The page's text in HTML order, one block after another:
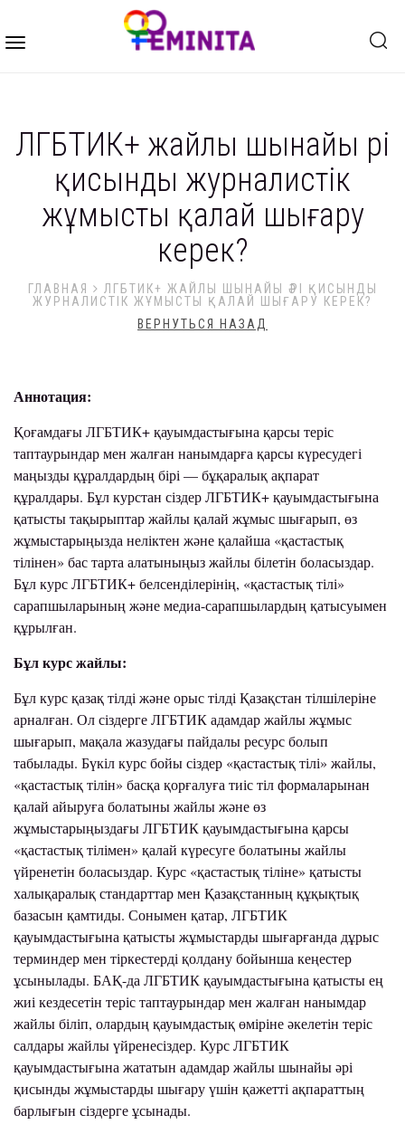
Toggle
ЛГБТИК+ жайлы шынайы әрі
қисынды журналистік
жұмысты қалай шығару
керек?
ГЛАВНАЯ
ЛГБТИК+ ЖАЙЛЫ ШЫНАЙЫ ӘРІ ҚИСЫНДЫ
ЖУРНАЛИСТІК ЖҰМЫСТЫ ҚАЛАЙ ШЫҒАРУ КЕРЕК?
ВЕРНУТЬСЯ НАЗАД
Аннотация:
Қоғамдағы ЛГБТИК+ қауымдастығына қарсы теріс
таптаурындар мен жалған нанымдарға қарсы күресудегі
маңызды құралдардың бірі — бұқаралық ақпарат
құралдары. Бұл курстан сіздер ЛГБТИК+ қауымдастығына
қатысты тақырыптар жайлы қалай жұмыс шығарып, өз
жұмыстарыңызда неліктен және қалайша «қастастық
тілінен» бас тарта алатыныңыз жайлы білетін боласыздар.
Бұл курс ЛГБТИК+ белсенділерінің, «қастастық тілі»
сарапшыларының және медиа-сарапшылардың қатысуымен
құрылған.
Бұл курс жайлы:
Бұл курс қазақ тілді және орыс тілді Қазақстан тілшілеріне
арналған. Ол сіздерге ЛГБТИК адамдар жайлы жұмыс
шығарып, мақала жазудағы пайдалы ресурс болып
табылады. Бүкіл курс бойы сіздер «қастастық тілі» жайлы,
«қастастық тілін» басқа қорғалуға тиіс тіл формаларынан
қалай айыруға болатыны жайлы және өз
жұмыстарыңыздағы ЛГБТИК қауымдастығына қарсы
«қастастық тілімен» қалай күресуге болатыны жайлы
үйренетін боласыздар. Курс «қастастық тіліне» қатысты
халықаралық стандарттар мен Қазақстанның құқықтық
базасын қамтиды. Сонымен қатар, ЛГБТИК
қауымдастығына қатысты жұмыстарды шығарғанда дұрыс
терминдер мен тіркестерді қолдану бойынша кеңестер
ұсынылады. БАҚ-да ЛГБТИК қауымдастығына қатысты ең
жиі кездесетін теріс таптаурындар мен жалған нанымдар
жайлы біліп, олардың қауымдастық өміріне әкелетін теріс
салдары жайлы үйренесіздер. Курс ЛГБТИК
қауымдастығына жататын адамдар жайлы шынайы әрі
қисынды жұмыстарды шығару үшін қажетті ақпараттың
барлығын сіздерге ұсынады.